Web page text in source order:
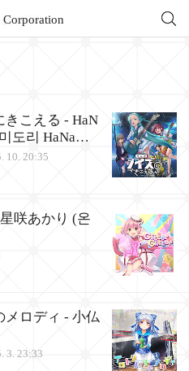
(138)
Corporation
こえる - HaN
도리 HaNaMi
10. 20:35
咲あかり (온
メロディ - 小仏
3. 23:33